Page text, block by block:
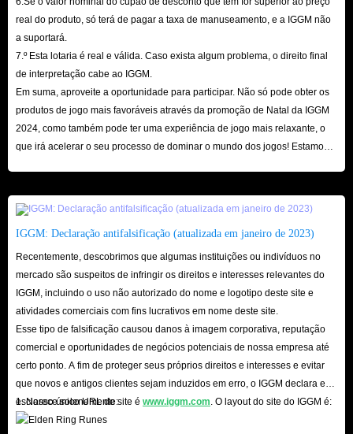
real do produto, só terá de pagar a taxa de manuseamento, e a IGGM não
a suportará.
7.º Esta lotaria é real e válida. Caso exista algum problema, o direito final
de interpretação cabe ao IGGM.
Em suma, aproveite a oportunidade para participar. Não só pode obter os
produtos de jogo mais favoráveis ​​através da promoção de Natal da IGGM
2024, como também pode ter uma experiência de jogo mais relaxante, o
que irá acelerar o seu processo de dominar o mundo dos jogos! Estamos
IGGM: Declaração antifalsificação (atualizada em janeiro de 2023)
Recentemente, descobrimos que algumas instituições ou indivíduos no
mercado são suspeitos de infringir os direitos e interesses relevantes do
IGGM, incluindo o uso não autorizado do nome e logotipo deste site e
atividades comerciais com fins lucrativos em nome deste site.
Esse tipo de falsificação causou danos à imagem corporativa, reputação
comercial e oportunidades de negócios potenciais de nossa empresa até
certo ponto. A fim de proteger seus próprios direitos e interesses e evitar
que novos e antigos clientes sejam induzidos em erro, o IGGM declara e
esclarece solenemente:
1. Nosso único URL de site é www.iggm.com . O layout do site do IGGM é: